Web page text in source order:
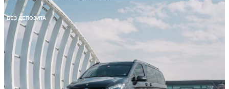
БЕЗ ДЕПОЗИТА